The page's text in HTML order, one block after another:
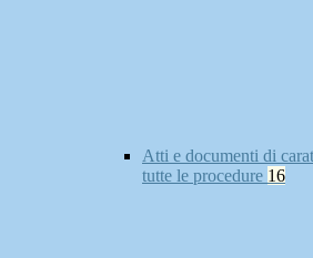
Atti e documenti di
tutte le procedure 16